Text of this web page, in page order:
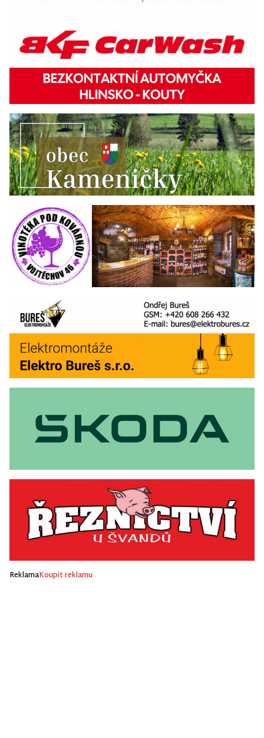
ReklamaKoupit reklamu